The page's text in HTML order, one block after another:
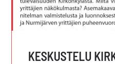
KESKUSTELU